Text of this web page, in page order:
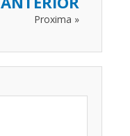
Proxima »